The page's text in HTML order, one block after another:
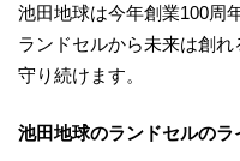
池田地球は今年創業100周年
ランドセルから未来は創
守り続けます。
池田地球のランドセルのラ